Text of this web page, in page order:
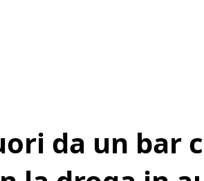
da un bar